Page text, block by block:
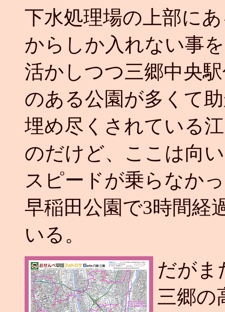
下水処理場の上部に
からしか入れない事
活かしつつ三郷中央
のある公園が多くて
埋め尽くされている
のだけど、ここは向
スピードが乗らなか
早稲田公園で3時間経
いる。
だがま
三郷の